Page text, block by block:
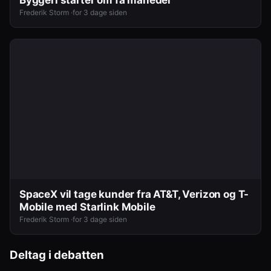
Frederik Storm ·for 3 dage siden
SpaceX vil tage kunder fra AT&T, Verizon og T-
Mobile med Starlink Mobile
Frederik Storm ·for 3 dage siden
Deltag i debatten